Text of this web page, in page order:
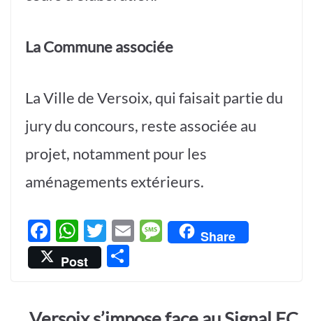
La Commune associée
La Ville de Versoix, qui faisait partie du
jury du concours, reste associée au
projet, notamment pour les
aménagements extérieurs.
F
ac
e
W
h
at
T
w
itt
E
M
es
Share
Post